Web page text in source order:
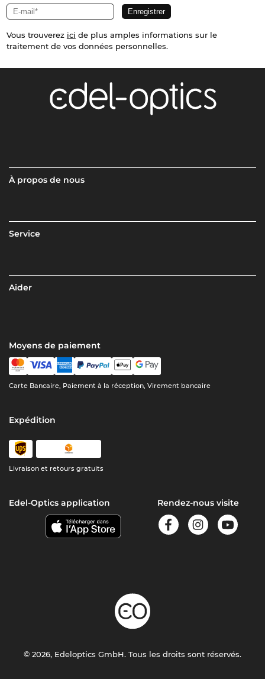
Vous trouverez ici de plus amples informations sur le
traitement de vos données personnelles.
À propos de nous
Service
Aider
Moyens de paiement
Carte Bancaire, Paiement à la réception, Virement bancaire
Expédition
Livraison et retours gratuits
Edel-Optics application Rendez-nous visite
© 2026, Edeloptics GmbH. Tous les droits sont réservés.